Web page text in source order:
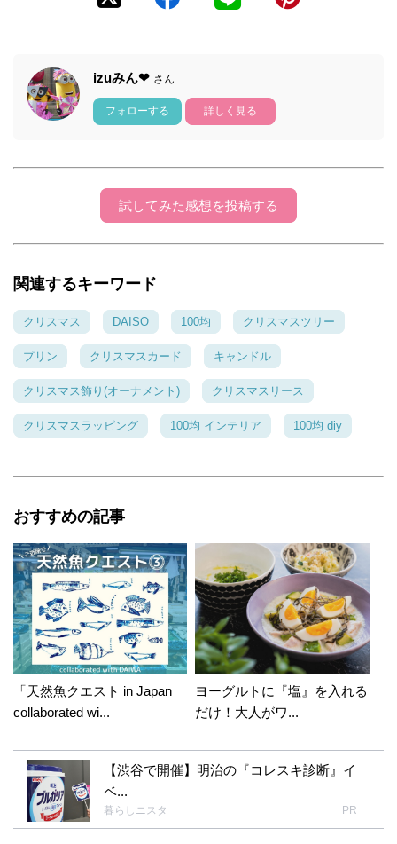
izuみん❤ さん
フォローする 詳しく見る
試してみた感想を投稿する
関連するキーワード
クリスマス DAISO 100均 クリスマスツリー
プリン クリスマスカード キャンドル
クリスマス飾り(オーナメント) クリスマスリース
クリスマスラッピング 100均 インテリア 100均 diy
おすすめの記事
「天然魚クエスト in Japan
collaborated wi...
ヨーグルトに『塩』を入れる
だけ！大人がワ...
【渋谷で開催】明治の『コレスキ診断』イ
ベ...
暮らしニスタ PR